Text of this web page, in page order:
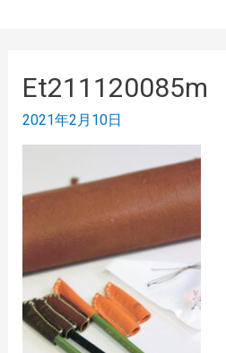
Et211120085m
2021年2月10日